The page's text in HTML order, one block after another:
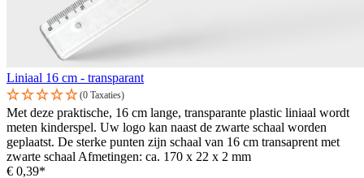
Liniaal 16 cm - transparant
(0 Taxaties)
Met deze praktische, 16 cm lange, transparante plastic liniaal wordt
meten kinderspel. Uw logo kan naast de zwarte schaal worden
geplaatst. De sterke punten zijn schaal van 16 cm transaprent met
zwarte schaal Afmetingen: ca. 170 x 22 x 2 mm
€ 0,39*